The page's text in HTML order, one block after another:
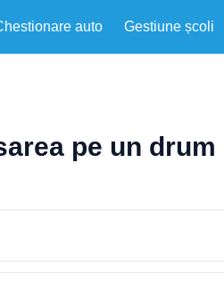
auto Gestiune școli
pe un drum